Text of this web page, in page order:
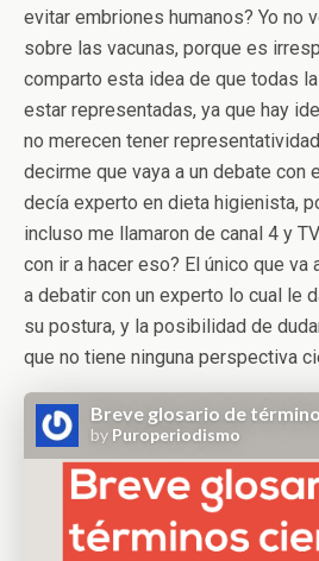
evitar embriones humanos? Yo no
sobre las vacunas, porque es
comparto esta idea de que todas
estar representadas, ya que hay
no merecen tener
decirme que vaya a un debate con
decía experto en dieta higienista,
incluso me llamaron de canal 4 y
con ir a hacer eso? El único que va
a debatir con un experto lo cual le
su postura, y la posibilidad de
que no tiene ninguna perspectiva